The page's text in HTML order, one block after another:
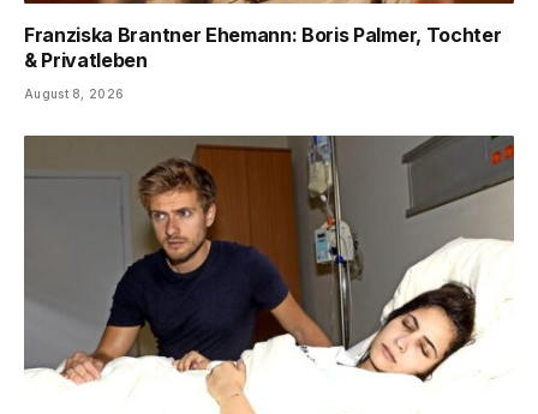
Franziska Brantner Ehemann: Boris Palmer, Tochter
& Privatleben
August 8, 2026